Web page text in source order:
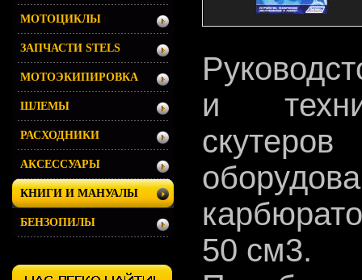
и
50 см3.
МОТОЦИКЛЫ
ЗАПЧАСТИ STELS
МОТОЭКИПИРОВКА
ШЛЕМЫ
РАСХОДНИКИ
АКСЕССУАРЫ
КНИГИ И МАНУАЛЫ
БЕНЗОПИЛЫ